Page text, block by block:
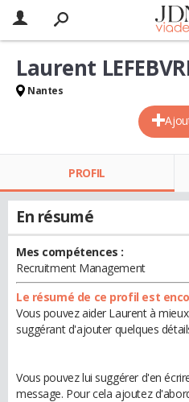
Laurent
Nantes
PROFIL
En résumé
Mes compétences :
Recruitment Management
Le résumé de ce profil est
Vous pouvez aider Laurent à
suggérant d'ajouter quelques
Vous pouvez lui suggérer d'en
message. Pour cela ajoutez